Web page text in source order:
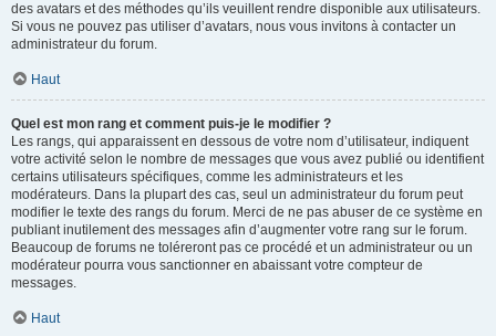
des avatars et des méthodes qu’ils veuillent rendre disponible aux utilisateurs.
Si vous ne pouvez pas utiliser d’avatars, nous vous invitons à contacter un
administrateur du forum.
Haut
Quel est mon rang et comment puis-je le modifier ?
Les rangs, qui apparaissent en dessous de votre nom d’utilisateur, indiquent
votre activité selon le nombre de messages que vous avez publié ou identifient
certains utilisateurs spécifiques, comme les administrateurs et les
modérateurs. Dans la plupart des cas, seul un administrateur du forum peut
modifier le texte des rangs du forum. Merci de ne pas abuser de ce système en
publiant inutilement des messages afin d’augmenter votre rang sur le forum.
Beaucoup de forums ne toléreront pas ce procédé et un administrateur ou un
modérateur pourra vous sanctionner en abaissant votre compteur de
messages.
Haut